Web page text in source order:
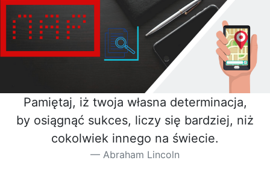
Pamiętaj, iż twoja własna determinacja,
by osiągnąć sukces, liczy się bardziej, niż
cokolwiek innego na świecie.
Abraham Lincoln